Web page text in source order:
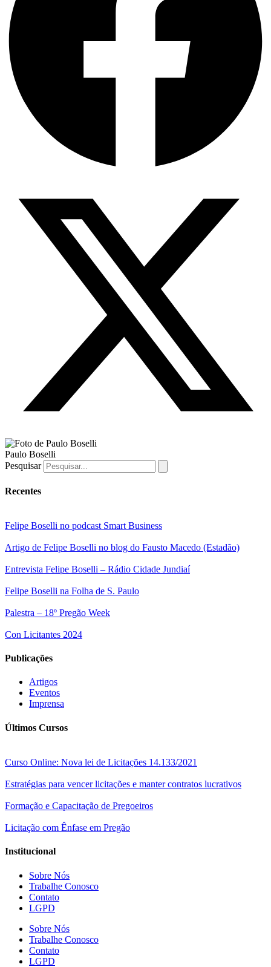
Paulo Boselli
Pesquisar
Recentes
Felipe Boselli no podcast Smart Business
Artigo de Felipe Boselli no blog do Fausto Macedo (Estadão)
Entrevista Felipe Boselli – Rádio Cidade Jundiaí
Felipe Boselli na Folha de S. Paulo
Palestra – 18º Pregão Week
Con Licitantes 2024
Publicações
Artigos
Eventos
Imprensa
Últimos Cursos
Curso Online: Nova lei de Licitações 14.133/2021
Estratégias para vencer licitações e manter contratos lucrativos
Formação e Capacitação de Pregoeiros
Licitação com Ênfase em Pregão
Institucional
Sobre Nós
Trabalhe Conosco
Contato
LGPD
Sobre Nós
Trabalhe Conosco
Contato
LGPD